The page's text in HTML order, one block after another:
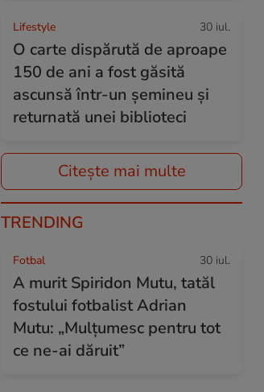
Lifestyle 30 iul.
O carte dispărută de aproape
150 de ani a fost găsită
ascunsă într-un șemineu și
returnată unei biblioteci
Citește mai multe
TRENDING
Fotbal 30 iul.
A murit Spiridon Mutu, tatăl
fostului fotbalist Adrian
Mutu: „Mulțumesc pentru tot
ce ne-ai dăruit”